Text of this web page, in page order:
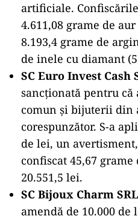
artificiale.
4.611,08 grame de
8.193,4 grame de
de inele cu diamant
SC Euro Invest Cash
sancționată pentru
comun și bijuterii din
corespunzător. S-a
de lei, un
confiscat 45,67
20.551,5 lei.
SC Bijoux Charm SRL
amendă de 10.000